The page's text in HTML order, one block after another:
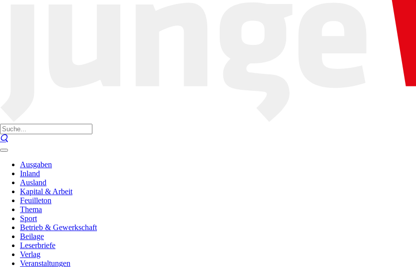
Ausgaben
Inland
Ausland
Kapital & Arbeit
Feuilleton
Thema
Sport
Betrieb & Gewerkschaft
Beilage
Leserbriefe
Verlag
Veranstaltungen